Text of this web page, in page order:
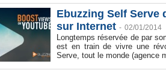
Ebuzzing Self
sur Internet - 02/01/2014
Longtemps réservée de par
est en train de vivre une
Serve, tout le monde (agence